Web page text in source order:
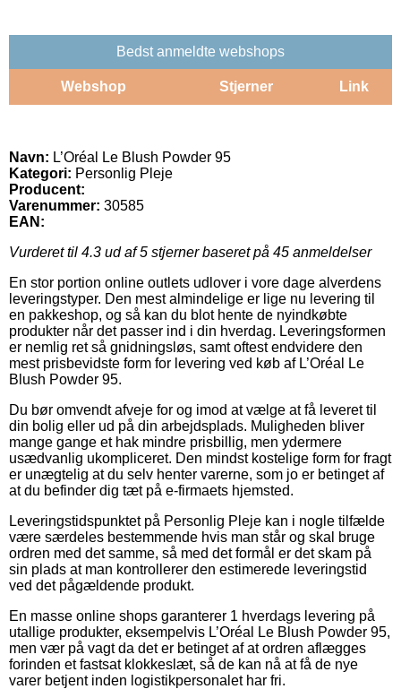
Bedst anmeldte webshops
Webshop Stjerner Link
Navn: L’Oréal Le Blush Powder 95
Kategori: Personlig Pleje
Producent:
Varenummer: 30585
EAN:
Vurderet til 4.3 ud af 5 stjerner baseret på 45 anmeldelser
En stor portion online outlets udlover i vore dage alverdens
leveringstyper. Den mest almindelige er lige nu levering til
en pakkeshop, og så kan du blot hente de nyindkøbte
produkter når det passer ind i din hverdag. Leveringsformen
er nemlig ret så gnidningsløs, samt oftest endvidere den
mest prisbevidste form for levering ved køb af L’Oréal Le
Blush Powder 95.
Du bør omvendt afveje for og imod at vælge at få leveret til
din bolig eller ud på din arbejdsplads. Muligheden bliver
mange gange et hak mindre prisbillig, men ydermere
usædvanlig ukompliceret. Den mindst kostelige form for fragt
er unægtelig at du selv henter varerne, som jo er betinget af
at du befinder dig tæt på e-firmaets hjemsted.
Leveringstidspunktet på Personlig Pleje kan i nogle tilfælde
være særdeles bestemmende hvis man står og skal bruge
ordren med det samme, så med det formål er det skam på
sin plads at man kontrollerer den estimerede leveringstid
ved det pågældende produkt.
En masse online shops garanterer 1 hverdags levering på
utallige produkter, eksempelvis L’Oréal Le Blush Powder 95,
men vær på vagt da det er betinget af at ordren aflægges
forinden et fastsat klokkeslæt, så de kan nå at få de nye
varer betjent inden logistikpersonalet har fri.